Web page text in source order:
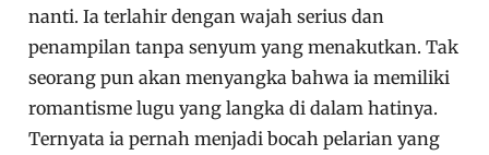
nanti. Ia terlahir dengan wajah serius dan
penampilan tanpa senyum yang menakutkan. Tak
seorang pun akan menyangka bahwa ia memiliki
romantisme lugu yang langka di dalam hatinya.
Ternyata ia pernah menjadi bocah pelarian yang